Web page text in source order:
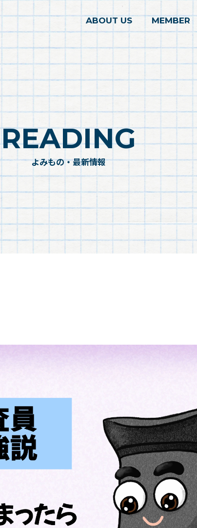
ABOUT US MEMBER
READING
よみもの・最新情報